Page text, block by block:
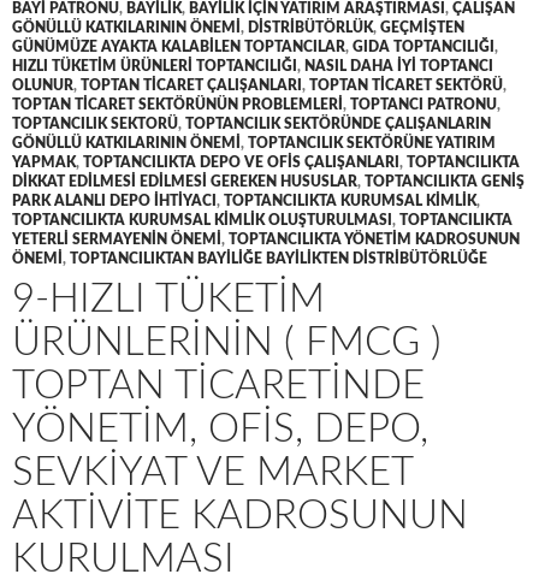
BAYI PATRONU, BAYILIK, BAYILIK IÇIN YATIRIM ARAŞTIRMASI , ÇALIŞAN
GÖNÜLLÜ KATKILARININ ÖNEMI , DISTRIBÜTÖRLÜK, GEÇMIŞTEN
GÜNÜMÜZE AYAKTA KALABILEN TOPTANCILAR, GIDA TOPTANCILIĞI ,
HIZLI TÜKETIM ÜRÜNLERI TOPTANCILIĞI , NASIL DAHA IYI TOPTANCI
OLUNUR, TOPTAN TICARET ÇALIŞANLARI , TOPTAN TICARET SEKTÖRÜ,
TOPTAN TICARET SEKTÖRÜNÜN PROBLEMLERI , TOPTANCI PATRONU,
TOPTANCILIK SEKTORÜ, TOPTANCILIK SEKTÖRÜNDE ÇALIŞANLARIN
GÖNÜLLÜ KATKILARININ ÖNEMI , TOPTANCILIK SEKTÖRÜNE YATIRIM
YAPMAK, TOPTANCILIKTA DEPO VE OFIS ÇALIŞANLARI , TOPTANCILIKTA
DIKKAT EDILMESI EDILMESI GEREKEN HUSUSLAR, TOPTANCILIKTA GENIŞ
PARK ALANLI DEPO IHTIYACI , TOPTANCILIKTA KURUMSAL KIMLIK,
TOPTANCILIKTA KURUMSAL KIMLIK OLUŞTURULMASI , TOPTANCILIKTA
YETERLI SERMAYENIN ÖNEMI , TOPTANCILIKTA YÖNETIM KADROSUNUN
ÖNEMI , TOPTANCILIKTAN BAYILIĞE BAYILIKTEN DISTRIBÜTÖRLÜĞE
9-HIZLI TÜKETIM
ÜRÜNLERININ ( FMCG )
TOPTAN TICARETINDE
YÖNETIM, OFIS, DEPO,
SEVKIYAT VE MARKET
AKTIVITE KADROSUNUN
KURULMASI